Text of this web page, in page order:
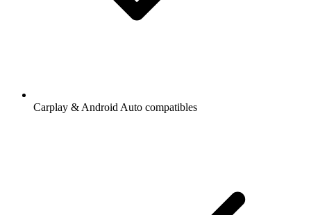
Carplay & Android Auto compatibles